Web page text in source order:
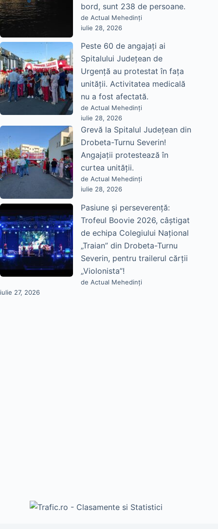
bord, sunt 238 de persoane.
de Actual Mehedinți
iulie 28, 2026
Peste 60 de angajați ai
Spitalului Județean de
Urgență au protestat în fața
unității. Activitatea medicală
nu a fost afectată.
de Actual Mehedinți
iulie 28, 2026
Grevă la Spitalul Județean din
Drobeta-Turnu Severin!
Angajații protestează în
curtea unității.
de Actual Mehedinți
iulie 28, 2026
Pasiune și perseverență:
Trofeul Boovie 2026, câștigat
de echipa Colegiului Național
„Traian” din Drobeta-Turnu
Severin, pentru trailerul cărții
„Violonista”!
de Actual Mehedinți
iulie 27, 2026